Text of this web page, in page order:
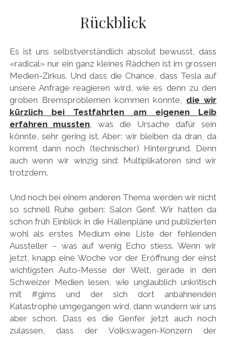
BRITS
CHRYSLER/DODGE/JEEP
CITROËN
DAIMLER
EXOTEN
FERRARI
FIAT/ABARTH
FRANZOSEN
GENERAL MOTORS
HONDA
HYUNDAI/KIA
JAPANER
LAMBORGHINI
LOTUS
DEUTSCH
Menü
öffnen
ENGLISH
Rückblick
Es ist uns selbstverständlich absolut bewusst, dass
«radical» nur ein ganz kleines Rädchen ist im grossen
Medien-Zirkus. Und dass die Chance, dass Tesla auf
unsere Anfrage reagieren wird, wie es denn zu den
groben Bremsproblemen kommen konnte, die wir
kürzlich bei Testfahrten am eigenen Leib
erfahren mussten , was die Ursache dafür sein
könnte, sehr gering ist. Aber: wir bleiben da dran, da
kommt dann noch (technischer) Hintergrund. Denn
auch wenn wir winzig sind: Multiplikatoren sind wir
trotzdem.
Und noch bei einem anderen Thema werden wir nicht
so schnell Ruhe geben: Salon Genf. Wir hatten da
schon früh Einblick in die Hallenpläne und publizierten
wohl als erstes Medium eine Liste der fehlenden
Aussteller – was auf wenig Echo stiess. Wenn wir
jetzt, knapp eine Woche vor der Eröffnung der einst
wichtigsten Auto-Messe der Welt, gerade in den
Schweizer Medien lesen, wie unglaublich unkritisch
mit #gims und der sich dort anbahnenden
Katastrophe umgegangen wird, dann wundern wir uns
aber schon. Dass es die Genfer jetzt auch noch
zulassen, dass der Volkswagen-Konzern der